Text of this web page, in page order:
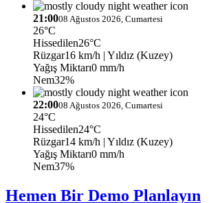
21:0008 Ağustos 2026, Cumartesi
26°C
Hissedilen26°C
Rüzgar16 km/h | Yıldız (Kuzey)
Yağış Miktarı0 mm/h
Nem32%
22:0008 Ağustos 2026, Cumartesi
24°C
Hissedilen24°C
Rüzgar14 km/h | Yıldız (Kuzey)
Yağış Miktarı0 mm/h
Nem37%
Hemen Bir Demo Planlayın